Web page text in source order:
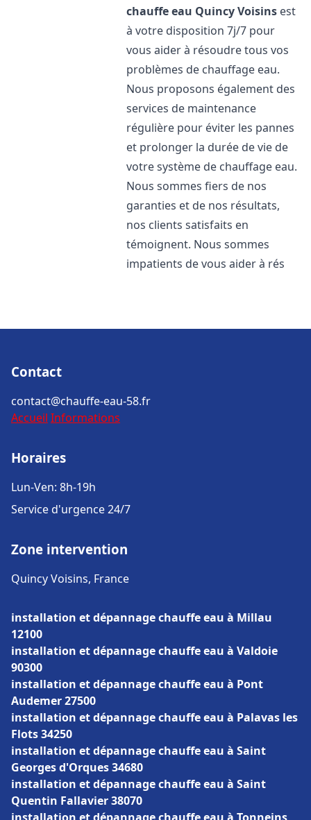
chauffe eau Quincy Voisins est
à votre disposition 7j/7 pour
vous aider à résoudre tous vos
problèmes de chauffage eau.
Nous proposons également des
services de maintenance
régulière pour éviter les pannes
et prolonger la durée de vie de
votre système de chauffage eau.
Nous sommes fiers de nos
garanties et de nos résultats,
nos clients satisfaits en
témoignent. Nous sommes
impatients de vous aider à rés
Contact
contact@chauffe-eau-58.fr
Accueil Informations
Horaires
Lun-Ven: 8h-19h
Service d'urgence 24/7
Zone intervention
Quincy Voisins, France
installation et dépannage chauffe eau à Millau
12100
installation et dépannage chauffe eau à Valdoie
90300
installation et dépannage chauffe eau à Pont
Audemer 27500
installation et dépannage chauffe eau à Palavas les
Flots 34250
installation et dépannage chauffe eau à Saint
Georges d'Orques 34680
installation et dépannage chauffe eau à Saint
Quentin Fallavier 38070